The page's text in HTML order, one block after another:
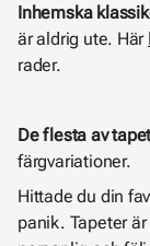
Inhemska
är aldrig ute. Här
rader.
De flesta av
färgvariationer.
Hittade du din
panik. Tapeter